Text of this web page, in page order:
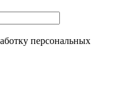
персональных